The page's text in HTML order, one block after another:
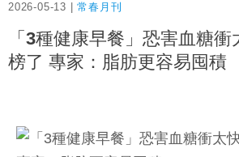
2026-05-13 |常春月刊
「3種健康早餐」恐害血糖
榜了 專家：脂肪更容易囤積